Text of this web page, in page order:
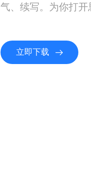
气、续写。为你打开
立即下载